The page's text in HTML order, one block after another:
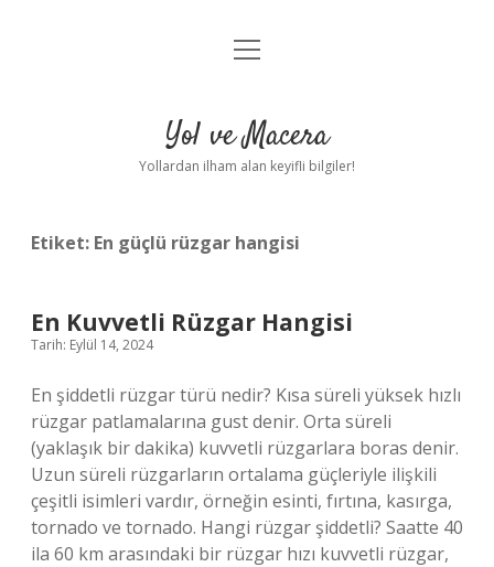
Anasayfa
Yasal Uyarı
menüyü
Yol ve Macera
Yollardan ilham alan keyifli bilgiler!
Etiket: En güçlü rüzgar hangisi
En Kuvvetli Rüzgar Hangisi
Tarih: Eylül 14, 2024
En şiddetli rüzgar türü nedir? Kısa süreli yüksek hızlı
rüzgar patlamalarına gust denir. Orta süreli
(yaklaşık bir dakika) kuvvetli rüzgarlara boras denir.
Uzun süreli rüzgarların ortalama güçleriyle ilişkili
çeşitli isimleri vardır, örneğin esinti, fırtına, kasırga,
tornado ve tornado. Hangi rüzgar şiddetli? Saatte 40
ila 60 km arasındaki bir rüzgar hızı kuvvetli rüzgar,